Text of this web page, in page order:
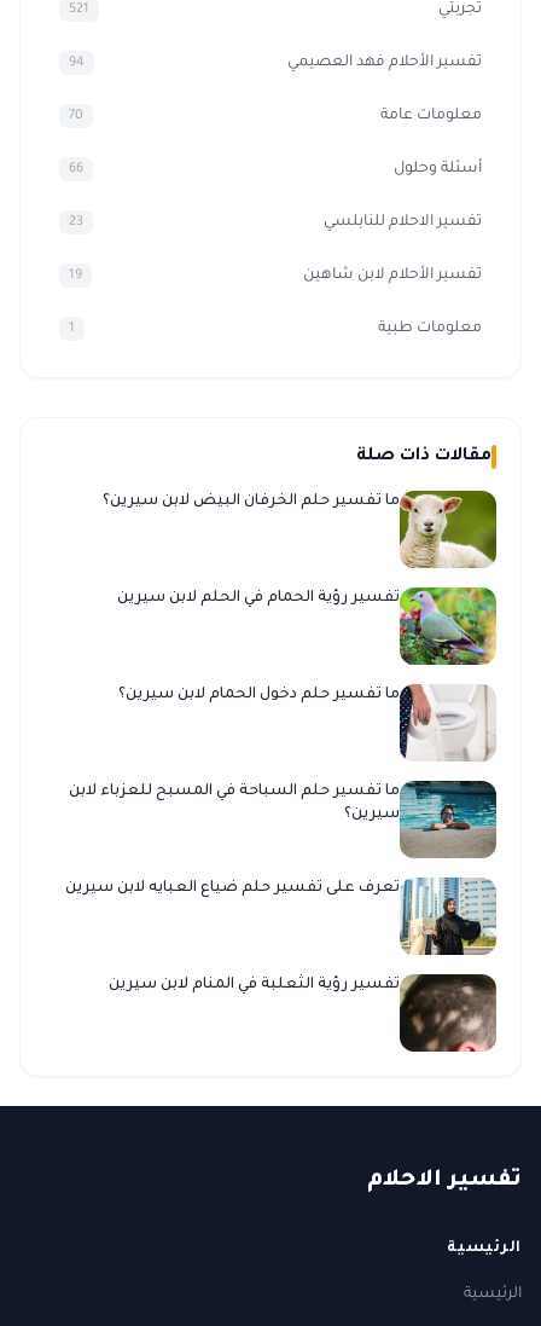
تجربتي 521
تفسير الأحلام فهد العصيمي 94
معلومات عامة 70
أسئلة وحلول 66
تفسير الاحلام للنابلسي 23
تفسير الأحلام لابن شاهين 19
معلومات طبية 1
مقالات ذات صلة
ما تفسير حلم الخرفان البيض لابن سيرين؟
تفسير رؤية الحمام في الحلم لابن سيرين
ما تفسير حلم دخول الحمام لابن سيرين؟
ما تفسير حلم السباحة في المسبح للعزباء لابن
سيرين؟
تعرف على تفسير حلم ضياع العبايه لابن سيرين
تفسير رؤية الثعلبة في المنام لابن سيرين
تفسير الاحلام
الرئيسية
الرئيسية